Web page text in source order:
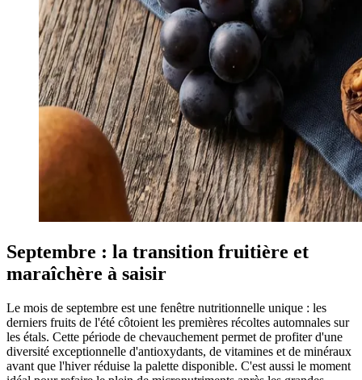
Septembre : la transition fruitière et
maraîchère à saisir
Le mois de septembre est une fenêtre nutritionnelle unique : les
derniers fruits de l'été côtoient les premières récoltes automnales sur
les étals. Cette période de chevauchement permet de profiter d'une
diversité exceptionnelle d'antioxydants, de vitamines et de minéraux
avant que l'hiver réduise la palette disponible. C'est aussi le moment